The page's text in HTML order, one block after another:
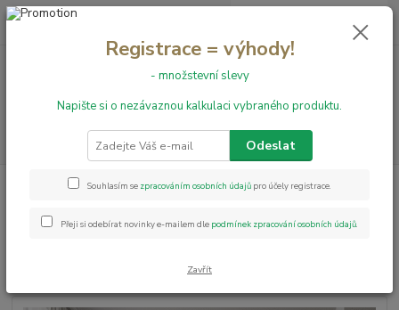
+420 731 199 591 0,00 Kč
Vinylové podlahy LEPENÉ
Vinylová podlaha Design Vinyl
Vinylová podlaha Design Vinyl
Registrace = výhody!
- množstevní slevy
Napište si o nezávaznou kalkulaci vybraného produktu.
Odeslat
Souhlasím se zpracováním osobních údajů pro účely registrace.
Přeji si odebírat novinky e-mailem dle podmínek zpracování osobních údajů.
Zavřít